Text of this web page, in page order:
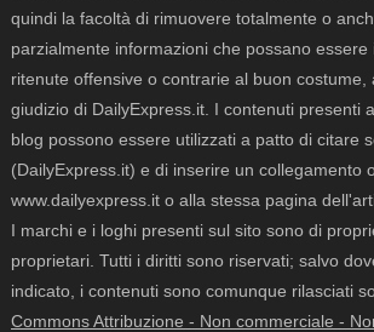
quindi la facoltà di rimuovere totalmente o
parzialmente informazioni che possano
ritenute offensive o contrarie al buon costume,
giudizio di DailyExpress.it. I contenuti presenti
blog possono essere utilizzati a patto di citare
(DailyExpress.it) e di inserire un collegamento
www.dailyexpress.it o alla stessa pagina
I marchi e i loghi presenti sul sito sono di
proprietari. Tutti i diritti sono riservati; salvo
indicato, i contenuti sono comunque rilasciati
Commons Attribuzione - Non commerciale -